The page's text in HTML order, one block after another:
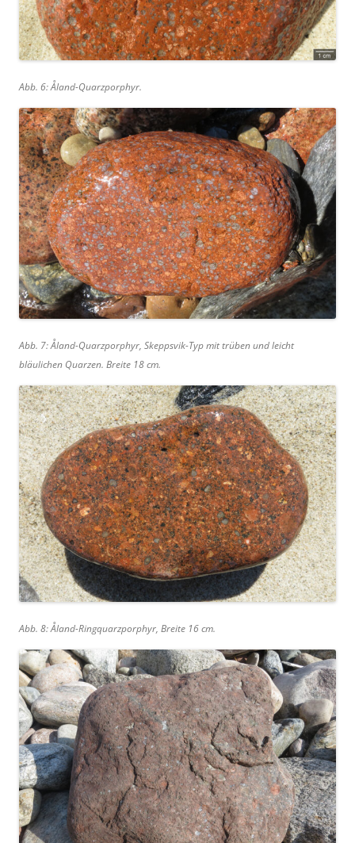
Abb. 6: Åland-Quarzporphyr.
Abb. 7: Åland-Quarzporphyr, Skeppsvik-Typ mit trüben und leicht
bläulichen Quarzen. Breite 18 cm.
Abb. 8: Åland-Ringquarzporphyr, Breite 16 cm.